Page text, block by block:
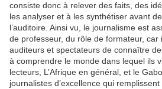
consiste donc à relever des faits, des
les analyser et à les synthétiser avant
l’auditoire. Ainsi vu, le journalisme est
de professeur, du rôle de formateur, car
auditeurs et spectateurs de connaître
à comprendre le monde dans lequel ils
lecteurs, L’Afrique en général, et le
journalistes d’excellence qui